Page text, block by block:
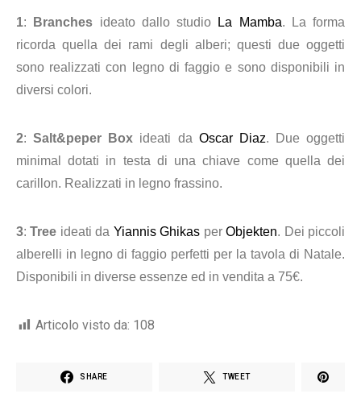
1: Branches ideato dallo studio La Mamba. La forma
ricorda quella dei rami degli alberi; questi due oggetti
sono realizzati con legno di faggio e sono disponibili in
diversi colori.
2:Salt&peper Box ideati da Oscar Diaz. Due oggetti
minimal dotati in testa di una chiave come quella dei
carillon. Realizzati in legno frassino.
3:Tree ideati da Yiannis Ghikas perObjekten. Dei piccoli
alberelli in legno di faggio perfetti per la tavola di Natale.
Disponibili in diverse essenze ed in vendita a 75€.
Articolo visto da: 108
SHARE TWEET